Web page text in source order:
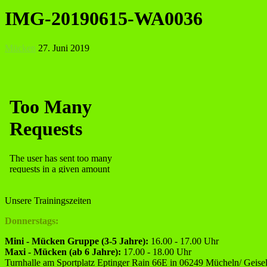
IMG-20190615-WA0036
Mücken 27. Juni 2019
Unsere Trainingszeiten
Donnerstags:
Mini - Mücken Gruppe (3-5 Jahre): 16.00 - 17.00 Uhr
Maxi - Mücken (ab 6 Jahre): 17.00 - 18.00 Uhr
Turnhalle am Sportplatz Eptinger Rain 66E in 06249 Mücheln/